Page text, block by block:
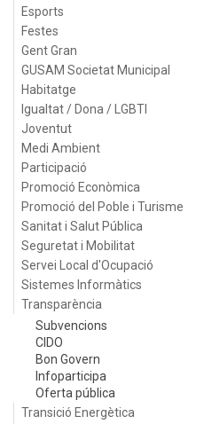
Esports
Festes
Gent Gran
GUSAM Societat Municipal
Habitatge
Igualtat / Dona / LGBTI
Joventut
Medi Ambient
Participació
Promoció Econòmica
Promoció del Poble i Turisme
Sanitat i Salut Pública
Seguretat i Mobilitat
Servei Local d'Ocupació
Sistemes Informàtics
Transparència
Subvencions
CIDO
Bon Govern
Infoparticipa
Oferta pública
Transició Energètica